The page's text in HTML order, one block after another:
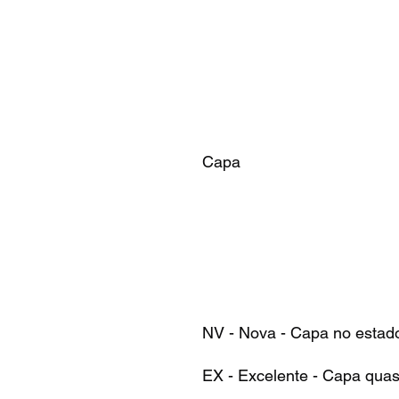
Capa
NV - Nova - Capa no
EX - Excelente - Capa